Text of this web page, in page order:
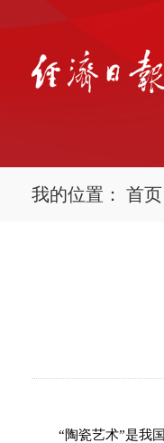
我的位置： 首页
“陶瓷艺术”是我